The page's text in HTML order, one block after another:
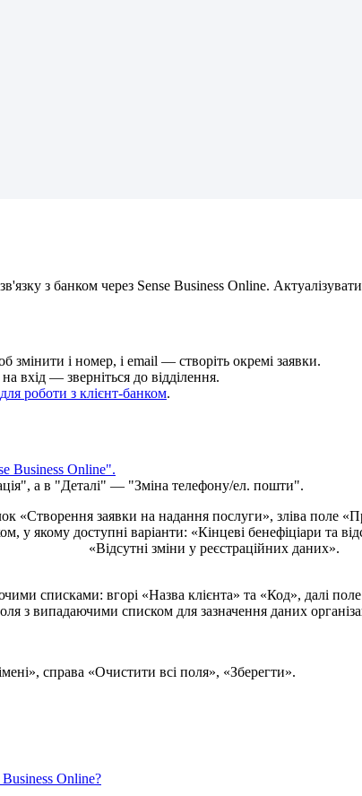
зв'язку з банком через Sense Business Online. Актуалізувати
б змінити і номер, і email — створіть окремі заявки.
на вхід — зверніться до відділення.
для роботи з клієнт-банком.
Business Online".
ція", а в "Деталі" — "Зміна телефону/ел. пошти".
Business Online?